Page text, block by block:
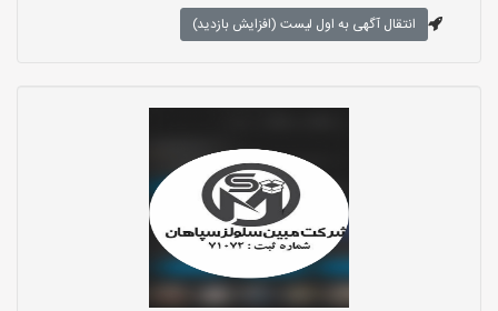
انتقال آگهی به اول لیست (افزایش بازدید)